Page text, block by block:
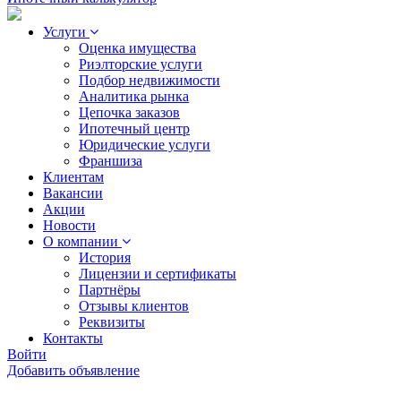
Услуги
Оценка имущества
Риэлторские услуги
Подбор недвижимости
Аналитика рынка
Цепочка заказов
Ипотечный центр
Юридические услуги
Франшиза
Клиентам
Вакансии
Акции
Новости
О компании
История
Лицензии и сертификаты
Партнёры
Отзывы клиентов
Реквизиты
Контакты
Войти
Добавить объявление